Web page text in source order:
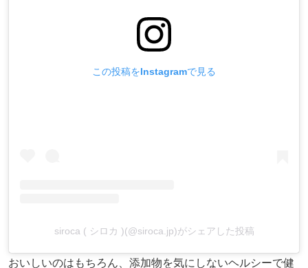
この投稿をInstagramで見る
siroca ( シロカ )(@siroca.jp)がシェアした投稿
おいしいのはもちろん、添加物を気にしないヘルシーで健